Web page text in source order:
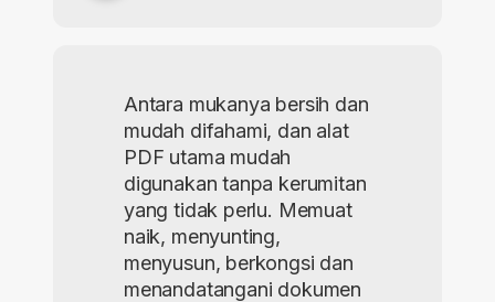
Antara mukanya bersih dan
mudah difahami, dan alat
PDF utama mudah
digunakan tanpa kerumitan
yang tidak perlu. Memuat
naik, menyunting,
menyusun, berkongsi dan
menandatangani dokumen